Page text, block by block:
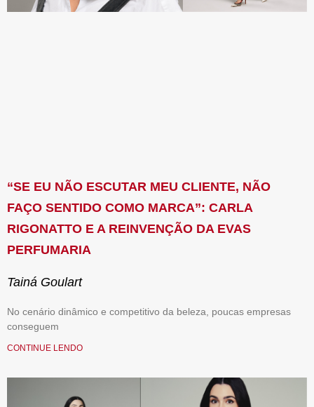
“SE EU NÃO ESCUTAR MEU CLIENTE, NÃO
FAÇO SENTIDO COMO MARCA”: CARLA
RIGONATTO E A REINVENÇÃO DA EVAS
PERFUMARIA
Tainá Goulart
No cenário dinâmico e competitivo da beleza, poucas empresas
conseguem
CONTINUE LENDO